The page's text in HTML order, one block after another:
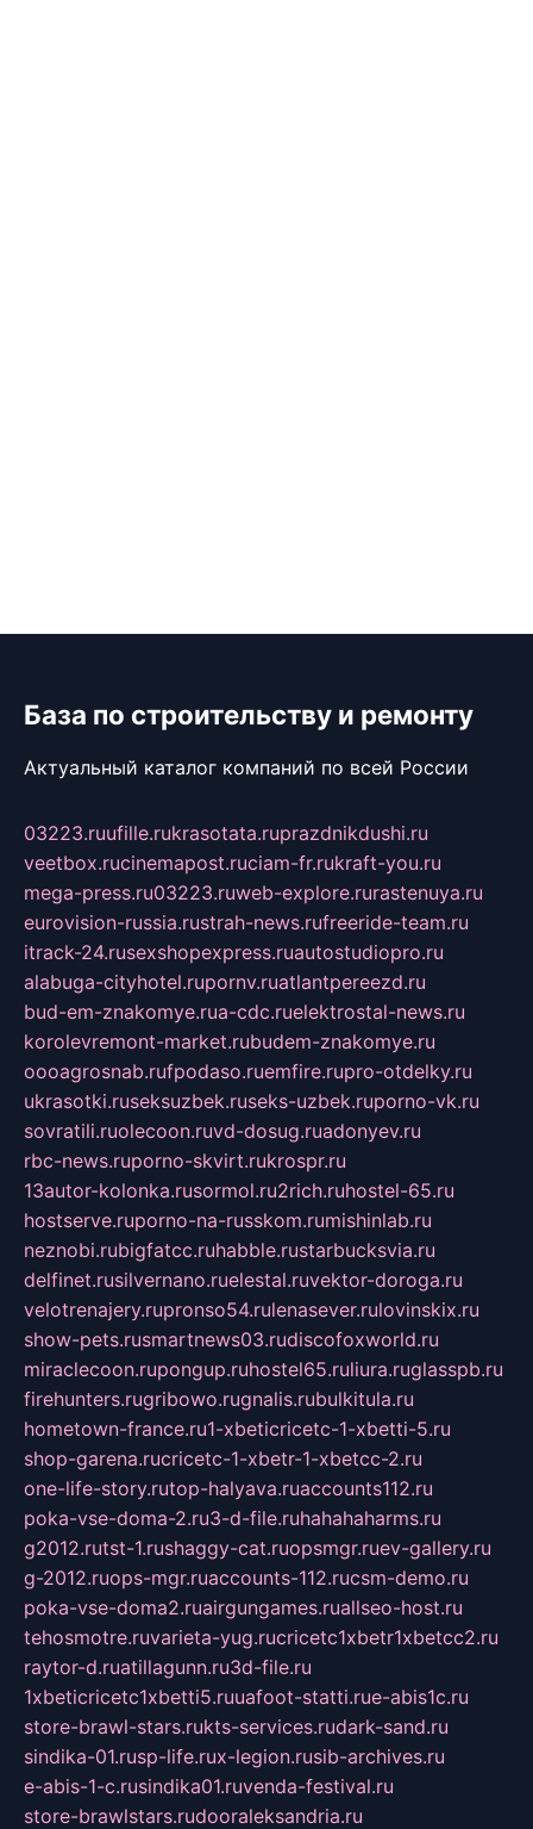
База по строительству и ремонту
Актуальный каталог компаний по всей России
03223.ruufille.rukrasotata.ruprazdnikdushi.ru
veetbox.rucinemapost.ruciam-fr.rukraft-you.ru
mega-press.ru03223.ruweb-explore.rurastenuya.ru
eurovision-russia.rustrah-news.rufreeride-team.ru
itrack-24.rusexshopexpress.ruautostudiopro.ru
alabuga-cityhotel.rupornv.ruatlantpereezd.ru
bud-em-znakomye.rua-cdc.ruelektrostal-news.ru
korolevremont-market.rubudem-znakomye.ru
oooagrosnab.rufpodaso.ruemfire.rupro-otdelky.ru
ukrasotki.ruseksuzbek.ruseks-uzbek.ruporno-vk.ru
sovratili.ruolecoon.ruvd-dosug.ruadonyev.ru
rbc-news.ruporno-skvirt.rukrospr.ru
13autor-kolonka.rusormol.ru2rich.ruhostel-65.ru
hostserve.ruporno-na-russkom.rumishinlab.ru
neznobi.rubigfatcc.ruhabble.rustarbucksvia.ru
delfinet.rusilvernano.ruelestal.ruvektor-doroga.ru
velotrenajery.rupronso54.rulenasever.rulovinskix.ru
show-pets.rusmartnews03.rudiscofoxworld.ru
miraclecoon.rupongup.ruhostel65.ruliura.ruglasspb.ru
firehunters.rugribowo.rugnalis.rubulkitula.ru
hometown-france.ru1-xbeticricetc-1-xbetti-5.ru
shop-garena.rucricetc-1-xbetr-1-xbetcc-2.ru
one-life-story.rutop-halyava.ruaccounts112.ru
poka-vse-doma-2.ru3-d-file.ruhahahaharms.ru
g2012.rutst-1.rushaggy-cat.ruopsmgr.ruev-gallery.ru
g-2012.ruops-mgr.ruaccounts-112.rucsm-demo.ru
poka-vse-doma2.ruairgungames.ruallseo-host.ru
tehosmotre.ruvarieta-yug.rucricetc1xbetr1xbetcc2.ru
raytor-d.ruatillagunn.ru3d-file.ru
1xbeticricetc1xbetti5.ruuafoot-statti.rue-abis1c.ru
store-brawl-stars.rukts-services.rudark-sand.ru
sindika-01.rusp-life.rux-legion.rusib-archives.ru
e-abis-1-c.rusindika01.ruvenda-festival.ru
store-brawlstars.rudooraleksandria.ru